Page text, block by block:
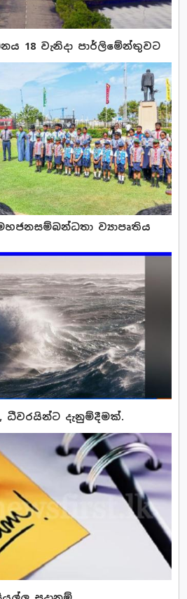
18 වැනිදා පාර්ලිමේන්තුවට
ව්‍යාපෘතිය
ධීවරයින්ට දැනුම්දීමක්.